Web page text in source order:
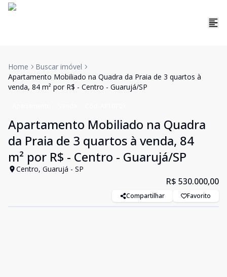
Home
Buscar imóvel
Apartamento Mobiliado na Quadra da Praia de 3 quartos à
venda, 84 m² por R$ - Centro - Guarujá/SP
Apartamento Mobiliado na Quadra
da Praia de 3 quartos à venda, 84
m² por R$ - Centro - Guarujá/SP
Centro, Guarujá - SP
R$ 530.000,00
Compartilhar Favorito